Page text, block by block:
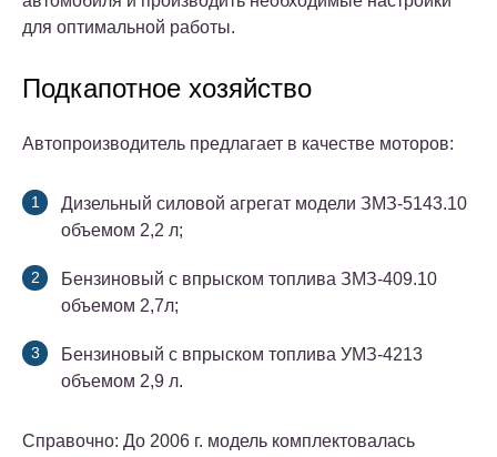
для оптимальной работы.
Подкапотное хозяйство
Автопроизводитель предлагает в качестве моторов:
Дизельный силовой агрегат модели ЗМЗ-5143.10
объемом 2,2 л;
Бензиновый с впрыском топлива ЗМЗ-409.10
объемом 2,7л;
Бензиновый с впрыском топлива УМЗ-4213
объемом 2,9 л.
Справочно: До 2006 г. модель комплектовалась